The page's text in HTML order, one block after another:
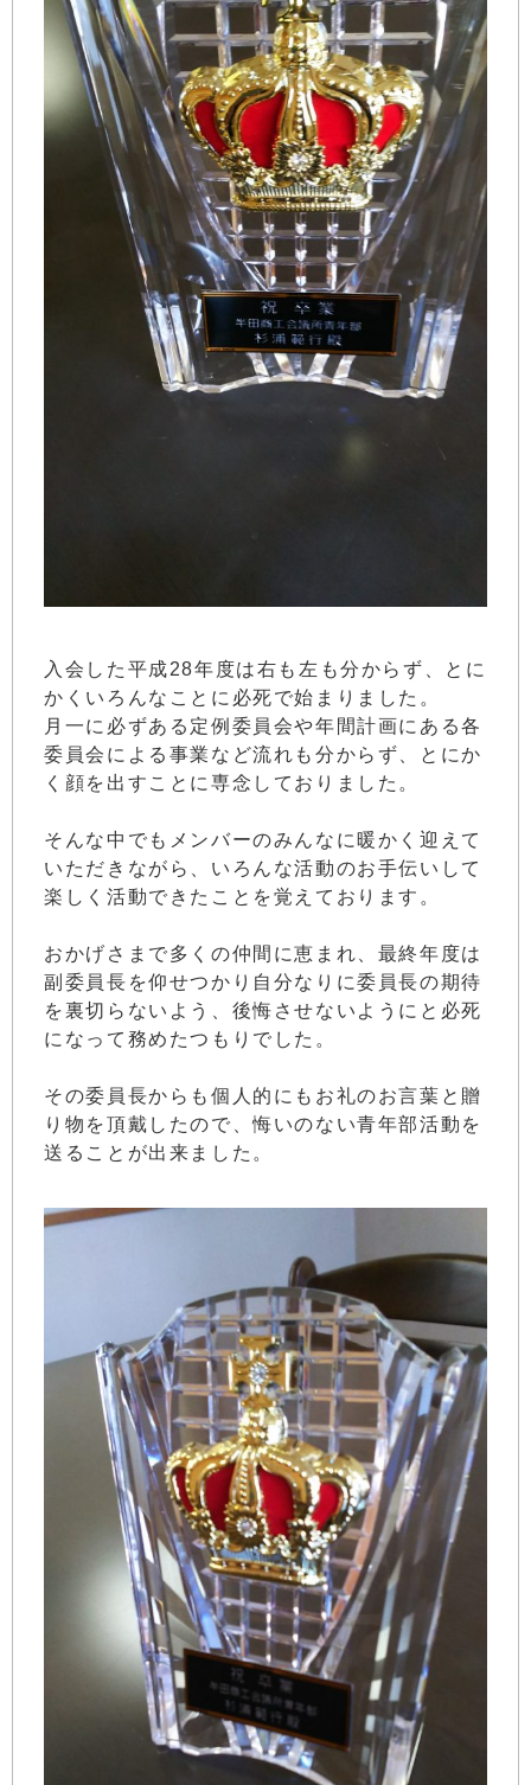
入会した平成28年度は右も左も分からず、とに
かくいろんなことに必死で始まりました。
月一に必ずある定例委員会や年間計画にある各
委員会による事業など流れも分からず、とにか
く顔を出すことに専念しておりました。
そんな中でもメンバーのみんなに暖かく迎えて
いただきながら、いろんな活動のお手伝いして
楽しく活動できたことを覚えております。
おかげさまで多くの仲間に恵まれ、最終年度は
副委員長を仰せつかり自分なりに委員長の期待
を裏切らないよう、後悔させないようにと必死
になって務めたつもりでした。
その委員長からも個人的にもお礼のお言葉と贈
り物を頂戴したので、悔いのない青年部活動を
送ることが出来ました。